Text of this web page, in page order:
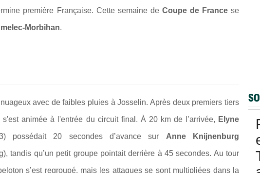
première Française. Cette semaine de Coupe de Francese
Morbihan.
avec de faibles pluies à Josselin. Après deux premiers tiers
animée à l'entrée du circuit final. À 20 km de l’arrivée, Elyne
possédait 20 secondes d’avance sur Anne Knijnenburg
tandis qu’un petit groupe pointait derrière à 45 secondes. Au tour
s’est regroupé, mais les attaques se sont multipliées dans la